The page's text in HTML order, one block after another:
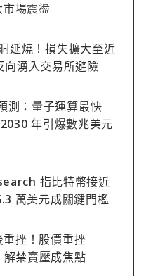
場震盪
延燒！損失擴大至近
向湧入交易所避險
測：量子運算最快
年引爆數兆美元
指比特幣接近
萬美元成關鍵門檻
挫！股價重挫
禁賣壓成焦點